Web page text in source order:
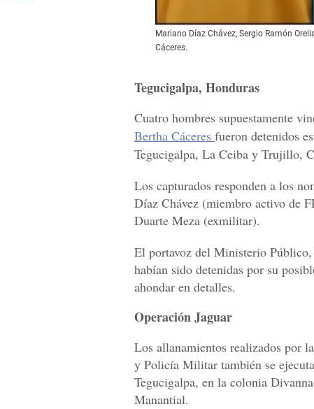
Mariano Díaz Chávez, Sergio Ramón
Cáceres.
Tegucigalpa, Honduras
Cuatro hombres supuestamente
Bertha Cáceres fueron detenidos
Tegucigalpa, La Ceiba y Trujillo,
Los capturados responden a los
Díaz Chávez (miembro activo de
Duarte Meza (exmilitar).
El portavoz del Ministerio
habían sido detenidas por su
ahondar en detalles.
Operación Jaguar
Los allanamientos realizados por
y Policía Militar también se
Tegucigalpa, en la colonia
Manantial.